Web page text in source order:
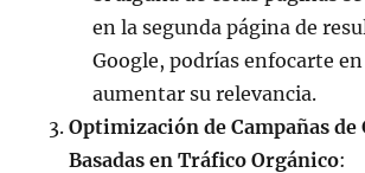
en la segunda página de
Google, podrías enfocarte
aumentar su relevancia.
Optimización de Campañas de
Basadas en Tráfico Orgánico: